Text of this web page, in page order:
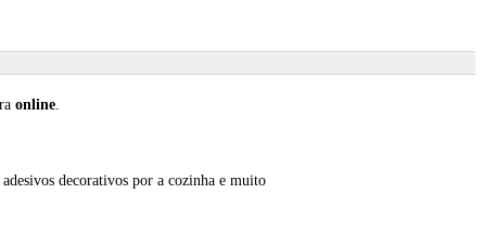
online.
decorativos por a cozinha e muito